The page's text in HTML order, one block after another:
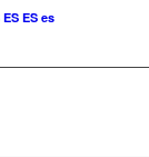
ES ES es